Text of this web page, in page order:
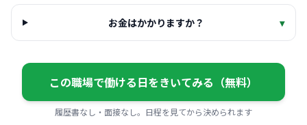
お金はかかりますか？ ▾
この職場で働ける日をきいてみる（無料）
履歴書なし・面接なし。日程を見てから決められます